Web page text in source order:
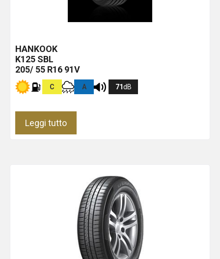
HANKOOK
K125 SBL
205/ 55 R16 91V
C A 71dB
Leggi tutto